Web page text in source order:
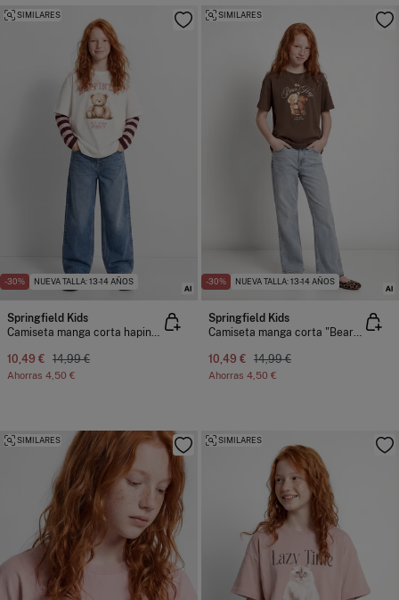
-30% NUEVA TALLA: 13-14 AÑOS
SIMILARES
Springfield Kids
Camiseta manga corta hapiness niña
10,49 € 14,99 €
Ahorras 4,50 €
-30% NUEVA TALLA: 13-14 AÑOS
SIMILARES
Springfield Kids
Camiseta manga corta "Bear Hug" niña
10,49 € 14,99 €
Ahorras 4,50 €
SIMILARES SIMILARES